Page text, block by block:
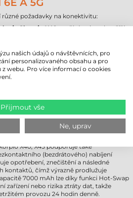
A 5G
požadavky na konektivitu:
Skorpio X40využívá nejmodernější
zajišťuje stabilní, rychlou a
v rámci podnikové sítě.
Skorpio X45 je navíc vybaven
a GPS, což z něj činí ideální volbu pro
širokopásmové připojení a
nezbytné.
párování přístrojů.
BEZKONTAKTNÍ
HOT-SWAP
X40, X45 podporuje také
(bezdrátového) nabíjení
opotřebení, znečištění a následné
kontaktů, čímž výrazně prodlužuje
7000 mAh lze díky funkci Hot-Swap
zařízení nebo rizika ztráty dat, takže
provozu 24 hodin denně.
našich údajů o návštěvnících, pro
personalizovaného obsahu a pro
webu. Pro více informací o cookies
Přijmout vše
Ne, uprav